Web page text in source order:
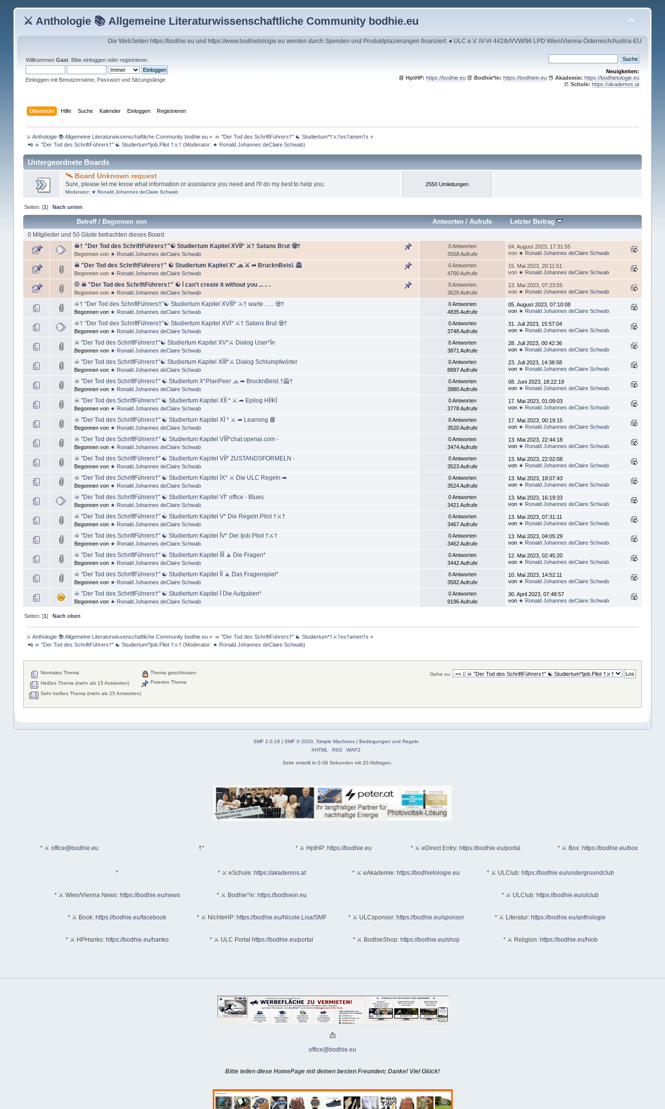
⚔ Anthologie 📚 Allgemeine Literaturwissenschaftliche Community bodhie.eu
Die WebSeiten https://bodhie.eu und https://www.bodhietologie.eu werden durch Spenden und Produktplazierungen finanziert. ● ULC e.V. IV-Vr 442/b/VVW/96 LPD Wien/Vienna-Österreich/Austria-EU
Willkommen Gast. Bitte einloggenoder registrieren.
Einloggen mit Benutzername, Passwort und Sitzungslänge
Neuigkeiten:
📘HptHP: https://bodhie.eu 📗Bodhie*in: https://bodhiein.eu 📕Akademie: https://bodhietologie.eu
📒Schule: https://akademos.at
Übersicht Hilfe Suche Kalender Einloggen Registrieren
⚔ Anthologie 📚 Allgemeine Literaturwissenschaftliche Community bodhie.eu » ☠ "Der Tod des SchriftFührers†" ☯ Studiertum*†⚔†es†amen†s »
📲 ☠ "Der Tod des SchriftFührers†" ☯ Studiertum*Ijob.Pilot †⚔† (Moderator: ★ Ronald Johannes deClaire Schwab)
Untergeordnete Boards
🛰 Board Unknown request
Sure, please let me know what information or assistance you need and I'll do my best to help you.
Moderator: ★ Ronald Johannes deClaire Schwab
2550 Umleitungen
Seiten: [1]Nach unten
Betreff/ Begonnen von Antworten /Aufrufe Letzter Beitrag
0 Mitglieder und 50 Gäste betrachten dieses Board.
☠† "Der Tod des SchriftFührers†"☯ Studiertum Kapitel XVÏÏ* ⚔† Satans Brut 🧟†
Begonnen von ★ Ronald Johannes deClaire Schwab
0 Antworten
3568 Aufrufe
04. August 2023, 17:31:55
von ★ Ronald Johannes deClaire Schwab
☠ "Der Tod des SchriftFührers†" ☯ Studiertum Kapitel X* 🧢 ⚔ ➦ BrucknBeisl. 🦺
Begonnen von ★ Ronald Johannes deClaire Schwab
0 Antworten
4700 Aufrufe
15. Mai 2023, 20:11:51
von ★ Ronald Johannes deClaire Schwab
⚾ ☠ "Der Tod des SchriftFührers†" ☯ Ï can't create it without you ... .. .
Begonnen von ★ Ronald Johannes deClaire Schwab
0 Antworten
3620 Aufrufe
13. Mai 2023, 07:23:55
von ★ Ronald Johannes deClaire Schwab
☠† "Der Tod des SchriftFührers†"☯ Studiertum Kapitel XVÏÏÏ* ⚔† warte ... .. 🧟†
Begonnen von ★ Ronald Johannes deClaire Schwab
0 Antworten
4835 Aufrufe
05. August 2023, 07:10:08
von ★ Ronald Johannes deClaire Schwab
☠† "Der Tod des SchriftFührers†"☯ Studiertum Kapitel XVÏ* ⚔† Satans Brut 🧟†
Begonnen von ★ Ronald Johannes deClaire Schwab
0 Antworten
3748 Aufrufe
31. Juli 2023, 15:57:04
von ★ Ronald Johannes deClaire Schwab
☠ "Der Tod des SchriftFührers†"☯ Studiertum Kapitel XV*⚔ Dialog User*Ïn
Begonnen von ★ Ronald Johannes deClaire Schwab
0 Antworten
3871 Aufrufe
28. Juli 2023, 00:42:36
von ★ Ronald Johannes deClaire Schwab
☠ "Der Tod des SchriftFührers†"☯ Studiertum Kapitel XÏÏÏ*⚔ Dialog Schlumpfwörter
Begonnen von ★ Ronald Johannes deClaire Schwab
0 Antworten
8897 Aufrufe
23. Juli 2023, 14:38:58
von ★ Ronald Johannes deClaire Schwab
☠ "Der Tod des SchriftFührers†" ☯ Studiertum X*PlanPeer 🧢 ➦ BrucknBeisl.†🦺†
Begonnen von ★ Ronald Johannes deClaire Schwab
0 Antworten
3880 Aufrufe
08. Juni 2023, 18:22:19
von ★ Ronald Johannes deClaire Schwab
☠ "Der Tod des SchriftFührers†" ☯ Studiertum Kapitel XÏÏ * ⚔ ➦ Epilog HÏ/KÏ
Begonnen von ★ Ronald Johannes deClaire Schwab
0 Antworten
3778 Aufrufe
17. Mai 2023, 01:09:03
von ★ Ronald Johannes deClaire Schwab
☠ "Der Tod des SchriftFührers†" ☯ Studiertum Kapitel XÏ * ⚔ ➦ Learning 📘
Begonnen von ★ Ronald Johannes deClaire Schwab
0 Antworten
3520 Aufrufe
17. Mai 2023, 00:19:15
von ★ Ronald Johannes deClaire Schwab
☠ "Der Tod des SchriftFührers†" ☯ Studiertum Kapitel VÏÏÏ*chat.openai.com -
Begonnen von ★ Ronald Johannes deClaire Schwab
0 Antworten
3474 Aufrufe
13. Mai 2023, 22:44:18
von ★ Ronald Johannes deClaire Schwab
☠ "Der Tod des SchriftFührers†" ☯ Studiertum Kapitel VÏÏ* ZUSTANDSFORMELN -
Begonnen von ★ Ronald Johannes deClaire Schwab
0 Antworten
3523 Aufrufe
13. Mai 2023, 22:02:08
von ★ Ronald Johannes deClaire Schwab
☠ "Der Tod des SchriftFührers†" ☯ Studiertum Kapitel ÏX* ⚔ Die ULC Regeln ➦
Begonnen von ★ Ronald Johannes deClaire Schwab
0 Antworten
3524 Aufrufe
13. Mai 2023, 18:07:43
von ★ Ronald Johannes deClaire Schwab
☠ "Der Tod des SchriftFührers†" ☯ Studiertum Kapitel VÏ* office - Blues
Begonnen von ★ Ronald Johannes deClaire Schwab
0 Antworten
3421 Aufrufe
13. Mai 2023, 16:19:33
von ★ Ronald Johannes deClaire Schwab
☠ "Der Tod des SchriftFührers†" ☯ Studiertum Kapitel V* Die Regeln.Pilot †⚔†
Begonnen von ★ Ronald Johannes deClaire Schwab
0 Antworten
3467 Aufrufe
13. Mai 2023, 07:31:11
von ★ Ronald Johannes deClaire Schwab
☠ "Der Tod des SchriftFührers†" ☯ Studiertum Kapitel ÏV* Der Ijob.Pilot †⚔†
Begonnen von ★ Ronald Johannes deClaire Schwab
0 Antworten
3462 Aufrufe
13. Mai 2023, 04:05:29
von ★ Ronald Johannes deClaire Schwab
☠ "Der Tod des SchriftFührers†" ☯ Studiertum Kapitel ÏÏÏ 🧘 Die Fragen*
Begonnen von ★ Ronald Johannes deClaire Schwab
0 Antworten
3442 Aufrufe
12. Mai 2023, 02:45:20
von ★ Ronald Johannes deClaire Schwab
☠ "Der Tod des SchriftFührers†" ☯ Studiertum Kapitel ÏÏ 🧘 Das Fragenspiel*
Begonnen von ★ Ronald Johannes deClaire Schwab
0 Antworten
3582 Aufrufe
10. Mai 2023, 14:52:11
von ★ Ronald Johannes deClaire Schwab
☠ "Der Tod des SchriftFührers†" ☯ Studiertum Kapitel Ï Die Aufgaben*
Begonnen von ★ Ronald Johannes deClaire Schwab
0 Antworten
9196 Aufrufe
30. April 2023, 07:48:57
von ★ Ronald Johannes deClaire Schwab
Seiten: [1]Nach oben
⚔ Anthologie 📚 Allgemeine Literaturwissenschaftliche Community bodhie.eu » ☠ "Der Tod des SchriftFührers†" ☯ Studiertum*†⚔†es†amen†s »
📲 ☠ "Der Tod des SchriftFührers†" ☯ Studiertum*Ijob.Pilot †⚔† (Moderator: ★ Ronald Johannes deClaire Schwab)
Gehe zu:
Normales Thema
Heißes Thema (mehr als 15 Antworten)
Sehr heißes Thema (mehr als 25 Antworten)
Thema geschlossen
Fixiertes Thema
SMF 2.0.19 |SMF © 2020 ,Simple Machines |Bedingungen und Regeln
XHTML
RSS WAP2
Seite erstellt in 0.08 Sekunden mit 20 Abfragen.
* ⚔ office@bodhie.eu †* * ⚔ HptHP: https://bodhie.eu * ⚔ eDirect Entry: https://bodhie.eu/portal * ⚔ Box: https://bodhie.eu/box
* * ⚔ eSchule: https://akademos.at * ⚔ eAkademie: https://bodhietologie.eu * ⚔ ULClub: https://bodhie.eu/undergroundclub
* ⚔ Wien/Vienna News: https://bodhie.eu/news * ⚔ Bodhie*in: https://bodhiein.eu * ⚔ ULClub: https://bodhie.eu/ulclub
* ⚔ Book: https://bodhie.eu/facebook * ⚔ NichteHP: https://bodhie.eu/Nicole.Lisa/SMF * ⚔ ULCsponsor: https://bodhie.eu/sponsor * ⚔ Literatur: https://bodhie.eu/anthologie
* ⚔ HPHanko: https://bodhie.eu/hanko * ⚔ ULC Portal https://bodhie.eu/portal * ⚔ BodhieShop: https://bodhie.eu/shop * ⚔ Religion: https://bodhie.eu/hiob
📩
office@bodhie.eu
Bitte teilen diese HomePage mit deinen besten Freunden; Danke! Viel Glück!